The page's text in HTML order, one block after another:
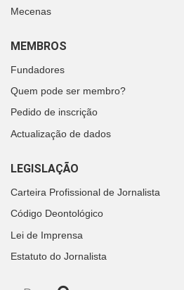
Mecenas
MEMBROS
Fundadores
Quem pode ser membro?
Pedido de inscrição
Actualização de dados
LEGISLAÇÃO
Carteira Profissional de Jornalista
Código Deontológico
Lei de Imprensa
Estatuto do Jornalista